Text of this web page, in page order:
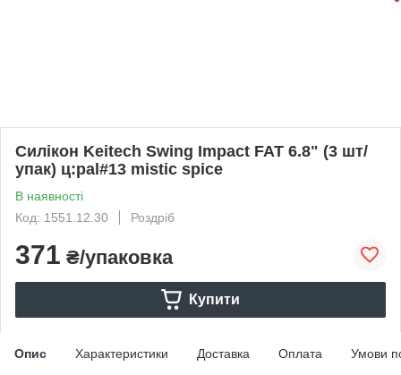
Силікон Keitech Swing Impact FAT 6.8" (3 шт/
упак) ц:pal#13 mistic spice
В наявності
Код: 1551.12.30
Роздріб
371 ₴/упаковка
Купити
Опис Характеристики Доставка Оплата Умови